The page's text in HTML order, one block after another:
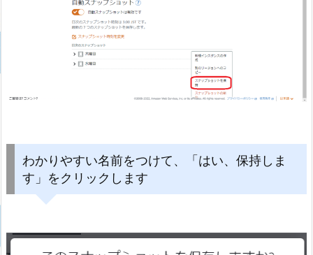
わかりやすい名前をつけて、「はい、保持しま
す」をクリックします